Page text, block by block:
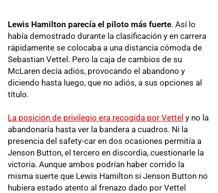
Lewis Hamilton parecía el piloto más fuerte. Así lo
había demostrado durante la clasificación y en carrera
rápidamente se colocaba a una distancia cómoda de
Sebastian Vettel. Pero la caja de cambios de su
McLaren decía adiós, provocando el abandono y
diciendo hasta luego, que no adiós, a sus opciones al
título.
La posición de privilegio era recogida por Vettel y no la
abandonaría hasta ver la bandera a cuadros. Ni la
presencia del safety-car en dos ocasiones permitía a
Jenson Button, el tercero en discordia, cuestionarle la
victoria. Aunque ambos podrían haber corrido la
misma suerte que Lewis Hamilton si Jenson Button no
hubiera estado atento al frenazo dado por Vettel